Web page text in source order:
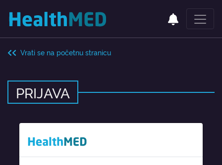
Vrati se na početnu stranicu
PRIJAVA